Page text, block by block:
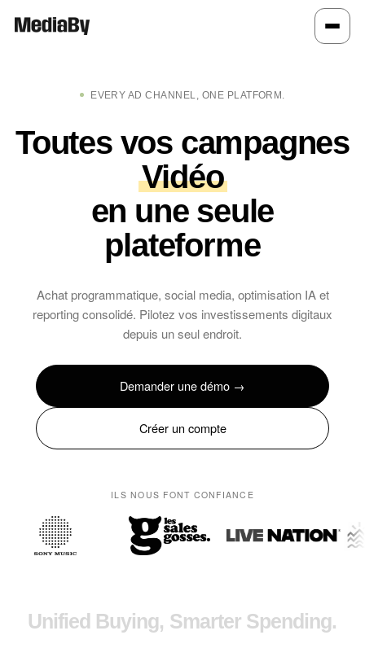
EVERY AD CHANNEL, ONE PLATFORM.
Toutes vos campagnes
Vidéo
en une seule
plateforme
Achat programmatique, social media, optimisation IA et
reporting consolidé. Pilotez vos investissements digitaux
depuis un seul endroit.
Demander une démo →
Créer un compte
ILS NOUS FONT CONFIANCE
Unified Buying, Smarter Spending.